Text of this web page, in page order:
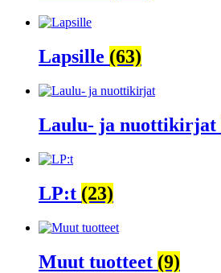
Lapsille (63)
Laulu- ja nuottikirjat
LP:t (23)
Muut tuotteet (9)